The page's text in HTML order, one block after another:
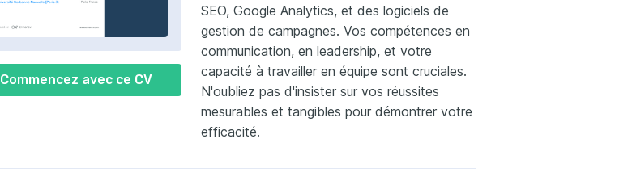
Commencez avec ce CV
SEO, Google Analytics, et des logiciels de
gestion de campagnes. Vos compétences en
communication, en leadership, et votre
capacité à travailler en équipe sont cruciales.
N'oubliez pas d'insister sur vos réussites
mesurables et tangibles pour démontrer votre
efficacité.